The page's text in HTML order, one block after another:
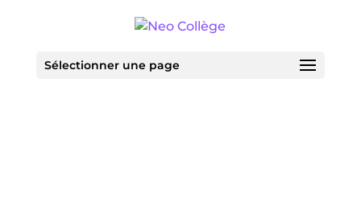
Sélectionner une page